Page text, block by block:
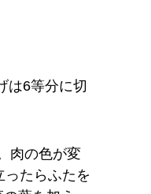
は6等分に切
肉の色が変
たらふたを